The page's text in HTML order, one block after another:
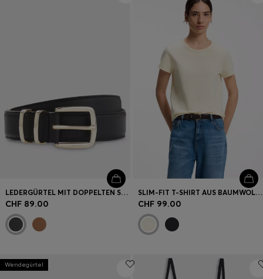
LEDERGÜRTEL MIT DOPPELTEN SCHLAUFEN AUS METALL
CHF 89.00
SLIM-FIT T-SHIRT AUS BAUMWOLL-SEIDEN-MIX MIT LOGO-STICKEREI
CHF 99.00
Wendegürtel